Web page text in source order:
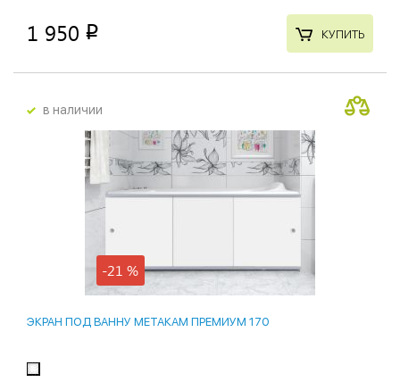
1 950 p КУПИТЬ
в наличии
-21 %
ЭКРАН ПОД ВАННУ МЕТАКАМ ПРЕМИУМ 170